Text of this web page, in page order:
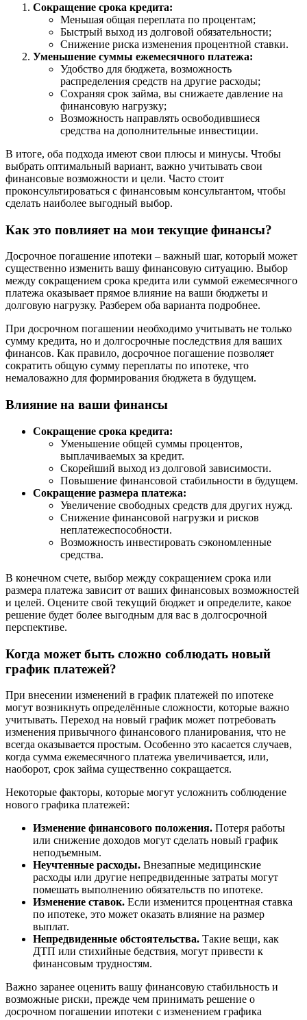
Сокращение срока кредита:
Меньшая общая переплата по процентам;
Быстрый выход из долговой обязательности;
Снижение риска изменения процентной ставки.
Уменьшение суммы ежемесячного платежа:
Удобство для бюджета, возможность
распределения средств на другие расходы;
Сохраняя срок займа, вы снижаете давление на
финансовую нагрузку;
Возможность направлять освободившиеся
средства на дополнительные инвестиции.
В итоге, оба подхода имеют свои плюсы и минусы. Чтобы
выбрать оптимальный вариант, важно учитывать свои
финансовые возможности и цели. Часто стоит
проконсультироваться с финансовым консультантом, чтобы
сделать наиболее выгодный выбор.
Как это повлияет на мои текущие финансы?
Досрочное погашение ипотеки – важный шаг, который может
существенно изменить вашу финансовую ситуацию. Выбор
между сокращением срока кредита или суммой ежемесячного
платежа оказывает прямое влияние на ваши бюджеты и
долговую нагрузку. Разберем оба варианта подробнее.
При досрочном погашении необходимо учитывать не только
сумму кредита, но и долгосрочные последствия для ваших
финансов. Как правило, досрочное погашение позволяет
сократить общую сумму переплаты по ипотеке, что
немаловажно для формирования бюджета в будущем.
Влияние на ваши финансы
Сокращение срока кредита:
Уменьшение общей суммы процентов,
выплачиваемых за кредит.
Скорейший выход из долговой зависимости.
Повышение финансовой стабильности в будущем.
Сокращение размерa платежа:
Увеличение свободных средств для других нужд.
Снижение финансовой нагрузки и рисков
неплатежеспособности.
Возможность инвестировать сэкономленные
средства.
В конечном счете, выбор между сокращением срока или
размера платежа зависит от ваших финансовых возможностей
и целей. Оцените свой текущий бюджет и определите, какое
решение будет более выгодным для вас в долгосрочной
перспективе.
Когда может быть сложно соблюдать новый
график платежей?
При внесении изменений в график платежей по ипотеке
могут возникнуть определённые сложности, которые важно
учитывать. Переход на новый график может потребовать
изменения привычного финансового планирования, что не
всегда оказывается простым. Особенно это касается случаев,
когда сумма ежемесячного платежа увеличивается, или,
наоборот, срок займа существенно сокращается.
Некоторые факторы, которые могут усложнить соблюдение
нового графика платежей:
Изменение финансового положения. Потеря работы
или снижение доходов могут сделать новый график
неподъемным.
Неучтенные расходы. Внезапные медицинские
расходы или другие непредвиденные затраты могут
помешать выполнению обязательств по ипотеке.
Изменение ставок. Если изменится процентная ставка
по ипотеке, это может оказать влияние на размер
выплат.
Непредвиденные обстоятельства. Такие вещи, как
ДТП или стихийные бедствия, могут привести к
финансовым трудностям.
Важно заранее оценить вашу финансовую стабильность и
возможные риски, прежде чем принимать решение о
досрочном погашении ипотеки с изменением графика